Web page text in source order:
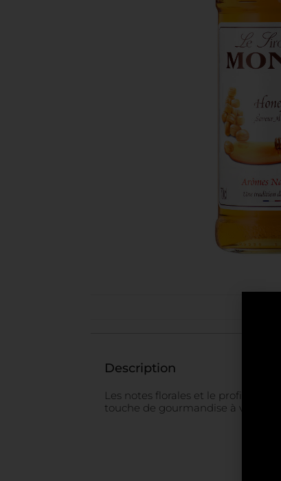
Description
Les notes florales et le profil
touche de gourmandise à vos